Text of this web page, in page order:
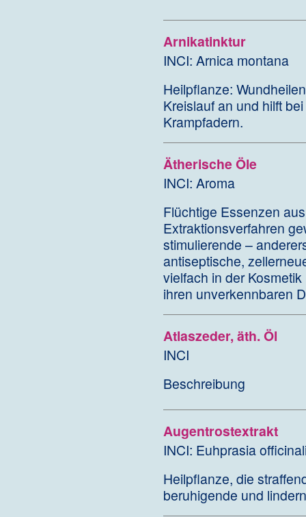
Arnikatinktur
INCI: Arnica montana
Heilpflanze:
Kreislauf an und hilft
Krampfadern.
Ätherische Öle
INCI: Aroma
Flüchtige Essenzen
Extraktionsverfahren
stimulierende –
antiseptische,
vielfach in der
ihren unverkennbaren
Atlaszeder, äth. Öl
INCI
Beschreibung
Augentrostextrakt
INCI: Euhprasia
Heilpflanze, die
beruhigende und